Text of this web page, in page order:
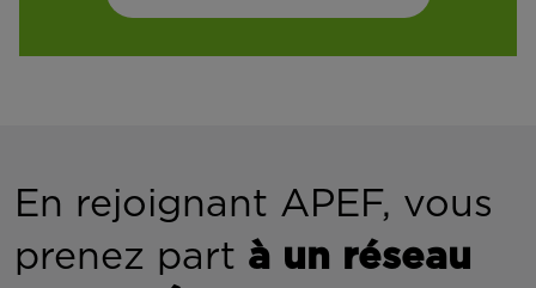
En rejoignant APEF, vous
prenez part à un réseau